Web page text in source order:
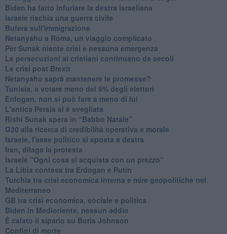
Biden ha fatto infuriare la destra israeliana
Israele rischia una guerra civile
Bufera sull'immigrazione
Netanyahu a Roma, un viaggio complicato
Per Sunak niente crisi e nessuna emergenza
Le persecuzioni ai cristiani continuano da secoli
Le crisi post Brexit
Netanyahu saprà mantenere le promesse?
Tunisia, a votare meno del 9% degli elettori
Erdogan, non si può fare a meno di lui
L'antica Persia si è svegliata
Rishi Sunak spera in “Babbo Natale”
G20 alla ricerca di credibilità operativa e morale
Israele, l'asse politico si sposta a destra
Iran, dilaga la protesta
Israele "Ogni cosa si acquista con un prezzo"
La Libia contesa tra Erdogan e Putin
Turchia tra crisi economica interna e mire geopolitiche nel
Mediterraneo
GB tra crisi economica, sociale e politica
Biden in Medioriente, nessun addio
È calato il sipario su Boris Johnson
Confini di morte